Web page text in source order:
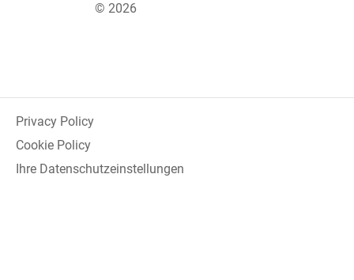
© 2026
Privacy Policy
Cookie Policy
Ihre Datenschutzeinstellungen